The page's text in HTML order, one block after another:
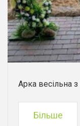
Арка весільна з
Більше